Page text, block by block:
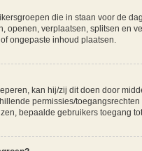
die in staan voor de
openen, verplaatsen, splitsen en
ongepaste inhoud plaatsen.
kan hij/zij dit doen door
permissies/
bepaalde gebruikers toegang